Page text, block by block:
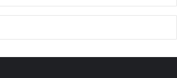
ك
ة
غ